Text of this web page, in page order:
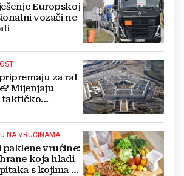
Europskoj
vozači ne
za rat
Mijenjaju
taktičko
NA VRUĆINAMA
paklene vrućine:
koja hladi
s kojima si